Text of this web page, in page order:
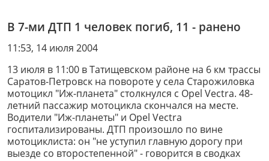
В 7-ми ДТП 1 человек погиб, 11 - ранено
11:53, 14 июля 2004
13 июля в 11:00 в Татищевском районе на 6 км трассы
Саратов-Петровск на повороте у села Старожиловка
мотоцикл "Иж-планета" столкнулся с Opel Vectra. 48-
летний пассажир мотоцикла скончался на месте.
Водители "Иж-планеты" и Opel Vectra
госпитализированы. ДТП произошло по вине
мотоциклиста: он "не уступил главную дорогу при
выезде со второстепенной" - говорится в сводках